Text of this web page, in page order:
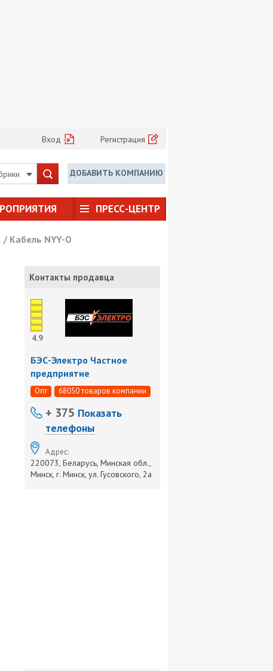
Вход Регистрация
ДОБАВИТЬ КОМПАНИЮ
ПРЕСС-ЦЕНТР
/ Кабель NYY-O
Контакты продавца
4.9
БЭС-Электро Частное
предприятие
Опт 68050 товаров компании
+ 375 Показать
телефоны
Адрес:
220073, Беларусь, Минская обл.,
Минск, г. Минск, ул. Гусовского, 2а